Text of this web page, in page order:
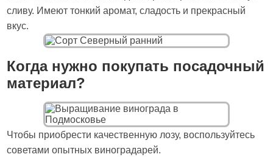
сливу. Имеют тонкий аромат, сладость и прекрасный
вкус.
Когда нужно покупать посадочный
материал?
Чтобы приобрести качественную лозу, воспользуйтесь
советами опытных виноградарей.